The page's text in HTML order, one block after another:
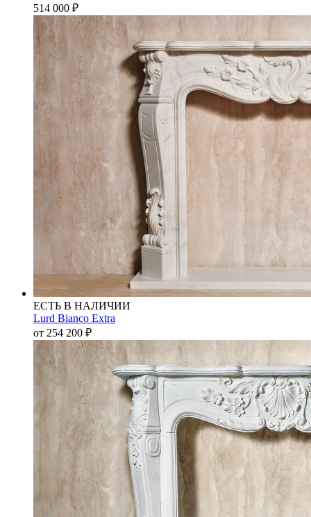
514 000 ₽
ЕСТЬ В НАЛИЧИИ
Lurd Bianco Extra
от 254 200 ₽